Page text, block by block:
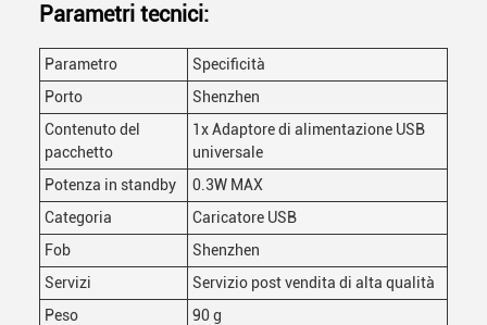
Parametri tecnici:
Parametro
Specificità
Porto
Shenzhen
Contenuto del
pacchetto
1x Adaptore di alimentazione USB
universale
Potenza in standby
0.3W MAX
Categoria
Caricatore USB
Fob
Shenzhen
Servizi
Servizio post vendita di alta qualità
Peso
90 g